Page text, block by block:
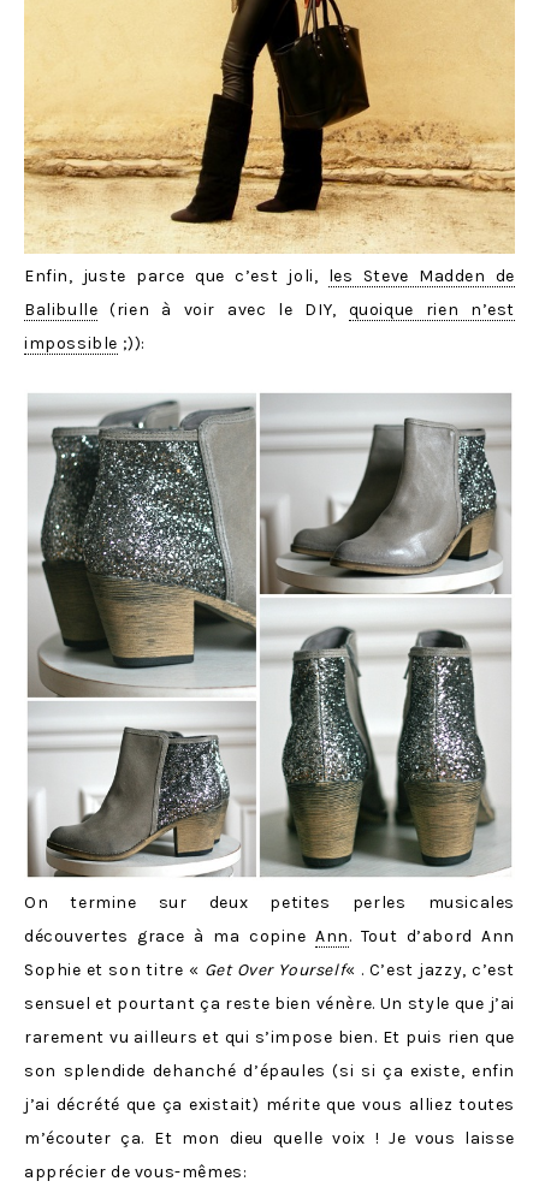
Enfin, juste parce que c’est joli, les Steve Madden de
Balibulle (rien à voir avec le DIY, quoique rien n’est
impossible ;)):
On termine sur deux petites perles musicales
découvertes grace à ma copine Ann. Tout d’abord Ann
Sophie et son titre « Get Over Yourself« . C’est jazzy, c’est
sensuel et pourtant ça reste bien vénère. Un style que j’ai
rarement vu ailleurs et qui s’impose bien. Et puis rien que
son splendide dehanché d’épaules (si si ça existe, enfin
j’ai décrété que ça existait) mérite que vous alliez toutes
m’écouter ça. Et mon dieu quelle voix ! Je vous laisse
apprécier de vous-mêmes: